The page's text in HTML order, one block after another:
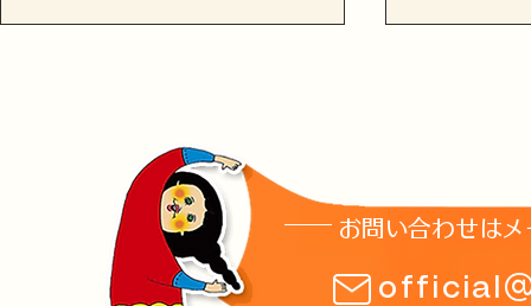
土曜夜市2026ありがとうご
ざいました!
のお知らせ
お問い合わせは